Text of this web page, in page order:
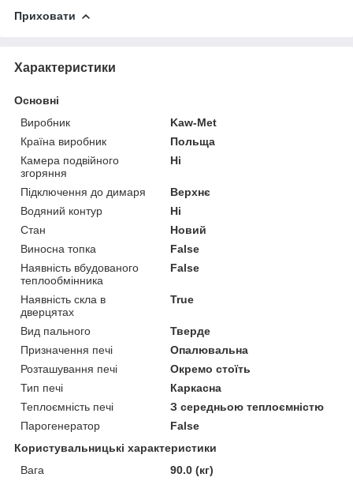
Приховати
Характеристики
Основні
Виробник
Kaw-Met
Країна виробник
Польща
Камера подвійного
згоряння
Ні
Підключення до димаря
Верхнє
Водяний контур
Ні
Стан
Новий
Виносна топка
False
Наявність вбудованого
теплообмінника
False
Наявність скла в
дверцятах
True
Вид пального
Тверде
Призначення печі
Опалювальна
Розташування печі
Окремо стоїть
Тип печі
Каркасна
Теплоємність печі
З середньою теплоємністю
Парогенератор
False
Користувальницькі характеристики
Вага
90.0 (кг)